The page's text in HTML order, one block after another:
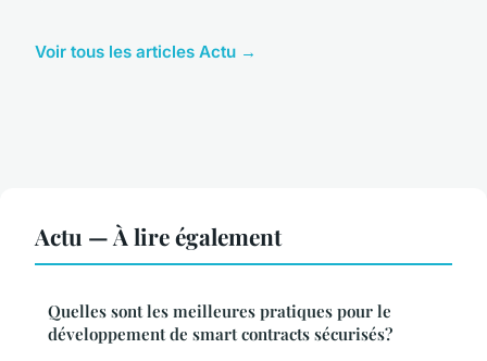
Voir tous les articles Actu →
Actu — À lire également
Quelles sont les meilleures pratiques pour le
développement de smart contracts sécurisés?